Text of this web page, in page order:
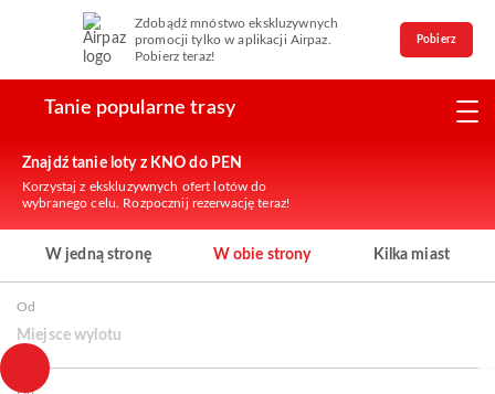
Zdobądź mnóstwo ekskluzywnych
promocji tylko w aplikacji Airpaz.
Pobierz teraz!
Pobierz
Tanie popularne trasy
Znajdź tanie loty z KNO do PEN
Korzystaj z ekskluzywnych ofert lotów do
wybranego celu. Rozpocznij rezerwację teraz!
W jedną stronę W obie strony Kilka miast
Od
Miejsce wylotu